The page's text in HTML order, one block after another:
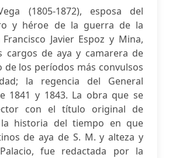
(1805-1872), esposa del
y héroe de la guerra de la
Javier Espoz y Mina,
cargos de aya y camarera de
de los períodos más convulsos
la regencia del General
1841 y 1843. La obra que se
con el título original de
historia del tiempo en que
de aya de S. M. y alteza y
fue redactada por la